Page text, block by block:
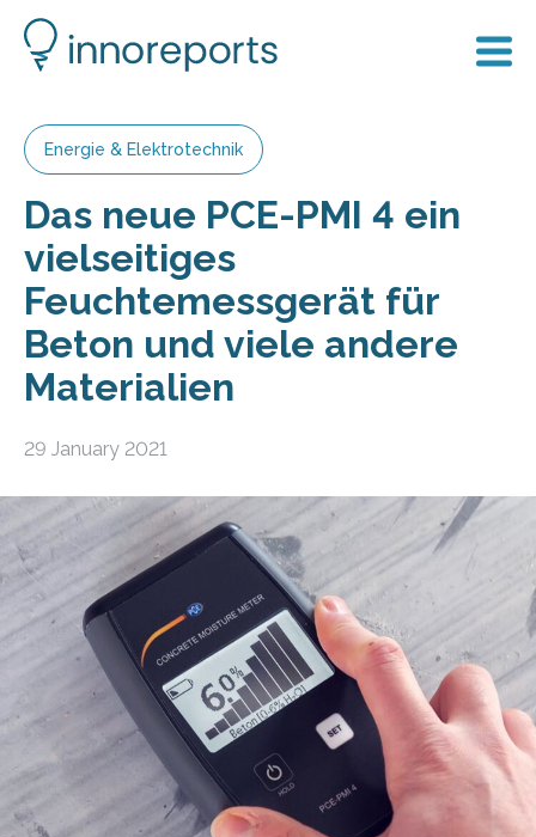
Energie & Elektrotechnik
Das neue PCE-PMI 4 ein
vielseitiges
Feuchtemessgerät für
Beton und viele andere
Materialien
29 January 2021